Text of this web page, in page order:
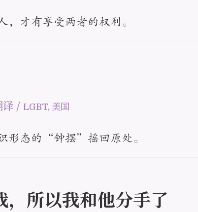
，才有享受两者的权利。
译 / LGBT, 美国
形态的“钟摆”摇回原处。
，所以我和他分手了